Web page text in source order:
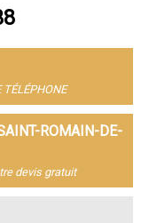
TÉLÉPHONE
ROMAIN-DE-
devis gratuit